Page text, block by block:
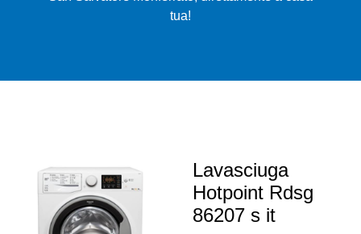
tua!
Lavasciuga
Hotpoint Rdsg
86207 s it